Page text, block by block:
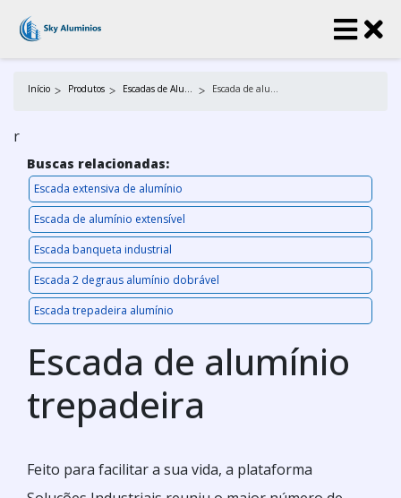
Início Produtos Escadas de Alumínio Escada de alumínio trepadeira
r
Buscas relacionadas:
Escada extensiva de alumínio
Escada de alumínio extensível
Escada banqueta industrial
Escada 2 degraus alumínio dobrável
Escada trepadeira alumínio
Escada de alumínio
trepadeira
Feito para facilitar a sua vida, a plataforma